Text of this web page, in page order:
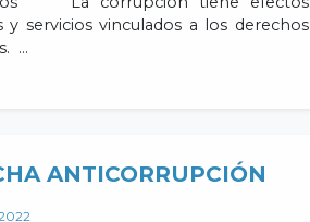
y servicios vinculados a los derechos
…
ANTICORRUPCIÓN